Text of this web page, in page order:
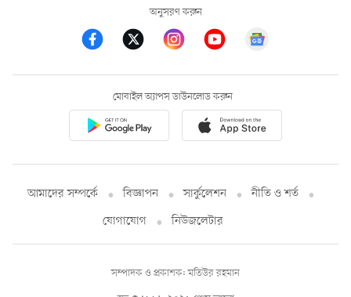
অনুসরণ করুন
মোবাইল অ্যাপস ডাউনলোড করুন
আমাদের সম্পর্কে বিজ্ঞাপন সার্কুলেশন
নীতি ও শর্ত
যোগাযোগ
নিউজলেটার
সম্পাদক ও প্রকাশক: মতিউর রহমান